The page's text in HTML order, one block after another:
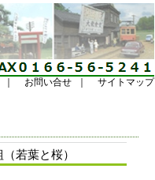
お問い合せ サイトマップ
若葉と桜）